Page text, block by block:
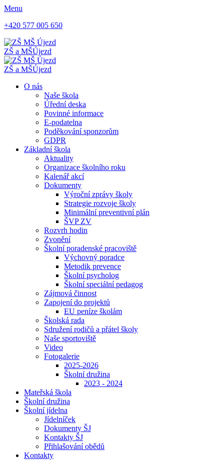
Menu
+420 577 005 650
ZŠ a MŠÚjezd
ZŠ a MŠÚjezd
O nás
Naše škola
Úřední deska
Povinné informace
E-podatelna
Poděkování sponzorům
GDPR
Základní škola
Aktuality
Organizace školního roku
Kalenář akcí
Dokumenty
Výroční zprávy školy
Strategie rozvoje školy
Minimální preventivní plán
ŠVP ZV
Rozvrh hodin
Zvonění
Školní poradenské pracoviště
Výchovný poradce
Metodik prevence
Školní psycholog
Školní speciální pedagog
Zájmová činnost
Zapojení do projektů
EU peníze školám
Školská rada
Sdružení rodičů a přátel školy
Naše sportoviště
Video
Fotogalerie
2025-2026
Školní družina
2023 - 2024
Mateřská škola
Školní družina
Školní jídelna
Jídelníček
Dokumenty ŠJ
Kontakty ŠJ
Přihlašování obědů
Kontakty